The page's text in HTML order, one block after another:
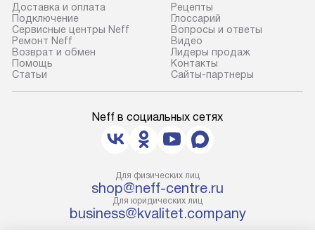
В оговоренный день служба
доставки доставит упакованный
прибор до подъезда. Если
требуется переместить прибор
предварительно уточните это
с менеджером. За данную услугу
взимается дополнительная плата.
прибора не позволяют пронести
чего через дверной проем,
то сотрудники транспортной
предполагают
установленной
Доставка и оплата
Подключение
Сервисные центры Neff
Ремонт Neff
Возврат и обмен
Помощь
Статьи
Рецепты
Глоссарий
Вопросы и ответы
Видео
Лидеры продаж
Контакты
Сайты-партнеры
Neff в социальных сетях
Для физических лиц
shop@neff-centre.ru
Для юридических лиц
business@kvalitet.company